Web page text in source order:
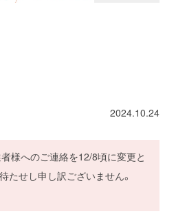
2024.10.24
様へのご連絡を12/8頃に変更と
たせし申し訳ございません。